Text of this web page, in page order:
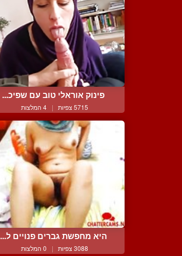
פינוק אוראלי טוב עם שפיכ...
5715 צפיות | 4 המלצות
היא מחפשת גברים פנויים ל...
3088 צפיות | 0 המלצות